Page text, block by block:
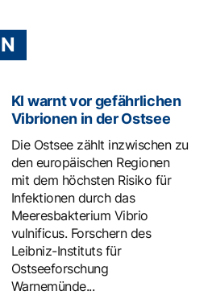
KI warnt vor gefährlichen
Vibrionen in der Ostsee
Die Ostsee zählt inzwischen zu
den europäischen Regionen
mit dem höchsten Risiko für
Infektionen durch das
Meeresbakterium Vibrio
vulnificus. Forschern des
Leibniz-Instituts für
Ostseeforschung
Warnemünde...